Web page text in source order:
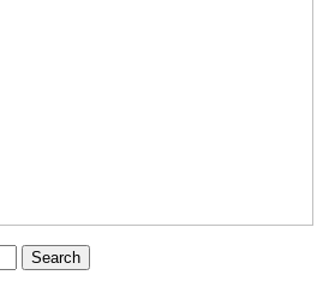
Search